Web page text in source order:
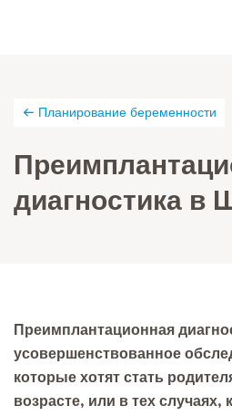
Планирование беременности
диагностика в
Преимплантационная
усовершенствованное
которые хотят стать
возрасте, или в тех случаях,